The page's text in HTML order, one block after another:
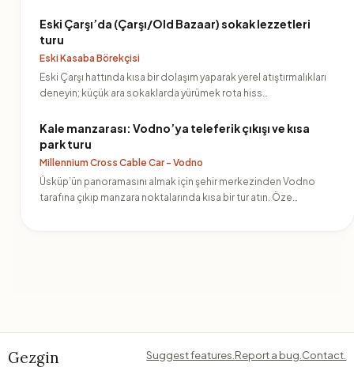
Eski Çarşı’da (Çarşı/Old Bazaar) sokak lezzetleri
turu
Eski Kasaba Börekçisi
Eski Çarşı hattında kısa bir dolaşım yaparak yerel atıştırmalıkları
deneyin; küçük ara sokaklarda yürümek rota hiss…
Kale manzarası: Vodno’ya teleferik çıkışı ve kısa
park turu
Millennium Cross Cable Car - Vodno
Üsküp’ün panoramasını almak için şehir merkezinden Vodno
tarafına çıkıp manzara noktalarında kısa bir tur atın. Öze…
Gezgin Suggest features. Report a bug. Contact.